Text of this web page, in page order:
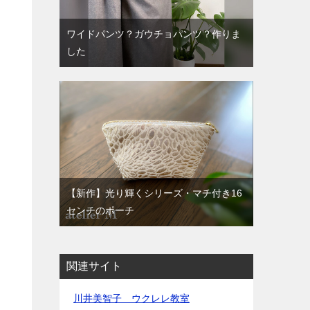
ワイドパンツ？ガウチョパンツ？作りま
した
【新作】光り輝くシリーズ・マチ付き16
センチのポーチ
関連サイト
川井美智子 ウクレレ教室